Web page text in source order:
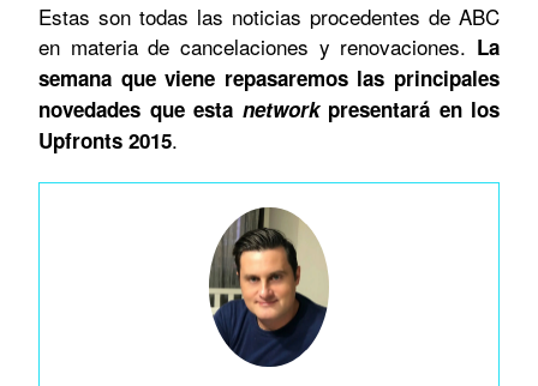
Estas son todas las noticias procedentes de ABC
en materia de cancelaciones y renovaciones. La
semana que viene repasaremos las principales
novedades que esta networkpresentará en los
Upfronts 2015.